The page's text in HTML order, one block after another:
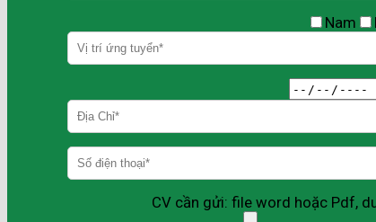
Nam
CV cần gửi: file word hoặc Pdf,